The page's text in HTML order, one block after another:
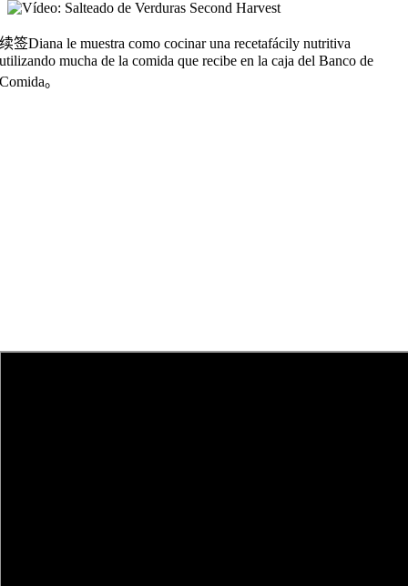
续签Diana le muestra como cocinar una recetafácily nutritiva
utilizando mucha de la comida que recibe en la caja del Banco de
Comida。